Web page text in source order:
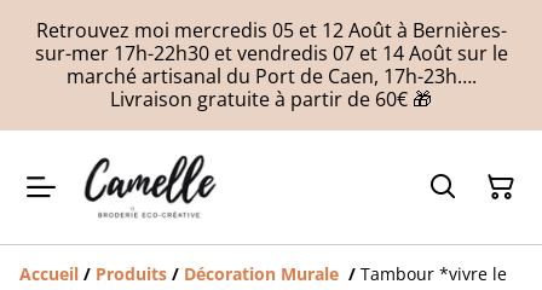
Retrouvez moi mercredis 05 et 12 Août à Bernières-
sur-mer 17h-22h30 et vendredis 07 et 14 Août sur le
marché artisanal du Port de Caen, 17h-23h….
Livraison gratuite à partir de 60€ 🎁
Accueil / Produits / Décoration Murale / Tambour *vivre le